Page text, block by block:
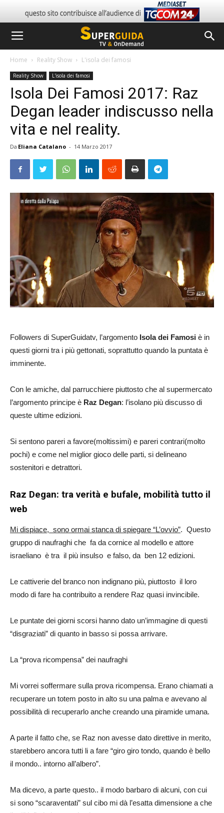
Home Reality Show L'isola dei famosi
Reality Show L'isola dei famosi
Isola Dei Famosi 2017: Raz
Degan leader indiscusso nella
vita e nel reality.
Da Eliana Catalano - 14 Marzo 2017
Followers di SuperGuidatv, l’argomento Isola dei Famosi è in
questi giorni tra i più gettonati, soprattutto quando la puntata è
imminente.
Con le amiche, dal parrucchiere piuttosto che al supermercato
l’argomento principe è Raz Degan: l’isolano più discusso di
queste ultime edizioni.
Si sentono pareri a favore(moltissimi) e pareri contrari(molto
pochi) e come nel miglior gioco delle parti, si delineano
sostenitori e detrattori.
Raz Degan: tra verità e bufale, mobilità tutto il
web
Mi dispiace, sono ormai stanca di spiegare “L’ovvio”. Questo
gruppo di naufraghi che fa da cornice al modello e attore
israeliano è tra il più insulso e falso, da ben 12 edizioni.
Le cattiverie del branco non indignano più, piuttosto il loro
modo di fare ha contribuito a rendere Raz quasi invincibile.
Le puntate dei giorni scorsi hanno dato un’immagine di questi
“disgraziati” di quanto in basso si possa arrivare.
La “prova ricompensa” dei naufraghi
Mi vorrei soffermare sulla prova ricompensa. Erano chiamati a
recuperare un totem posto in alto su una palma e avevano al
possibilità di recuperarlo anche creando una piramide umana.
A parte il fatto che, se Raz non avesse dato direttive in merito,
starebbero ancora tutti li a fare “giro giro tondo, quando è bello
il mondo.. intorno all’albero”.
Ma dicevo, a parte questo.. il modo barbaro di alcuni, con cui
si sono “scaraventati” sul cibo mi dà l’esatta dimensione a che